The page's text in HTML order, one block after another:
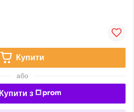
Купити
або
Купити з